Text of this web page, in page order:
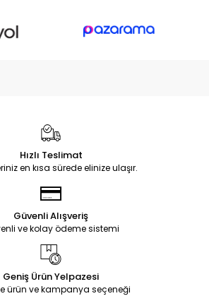
Hızlı Teslimat
en kısa sürede elinize ulaşır.
Güvenli Alışveriş
ve kolay ödeme sistemi
Geniş Ürün Yelpazesi
ürün ve kampanya seçeneği